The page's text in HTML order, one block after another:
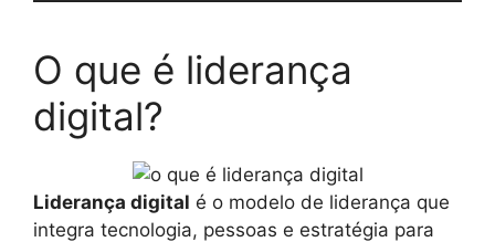
O que é liderança
digital?
Liderança digital é o modelo de liderança que
integra tecnologia, pessoas e estratégia para